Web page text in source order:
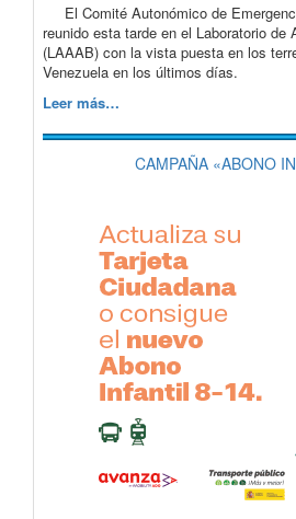
El Comité Autonómico de
reunido esta tarde en el Laboratorio de
(LAAAB) con la vista puesta en los
Venezuela en los últimos días.
Leer más…
CAMPAÑA «ABONO